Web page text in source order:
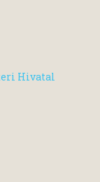
Hivatal